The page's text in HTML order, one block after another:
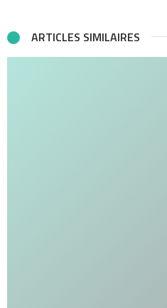
ARTICLES SIMILAIRES